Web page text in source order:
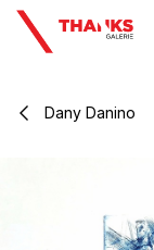
Se rendre au contenu
Dany Danino